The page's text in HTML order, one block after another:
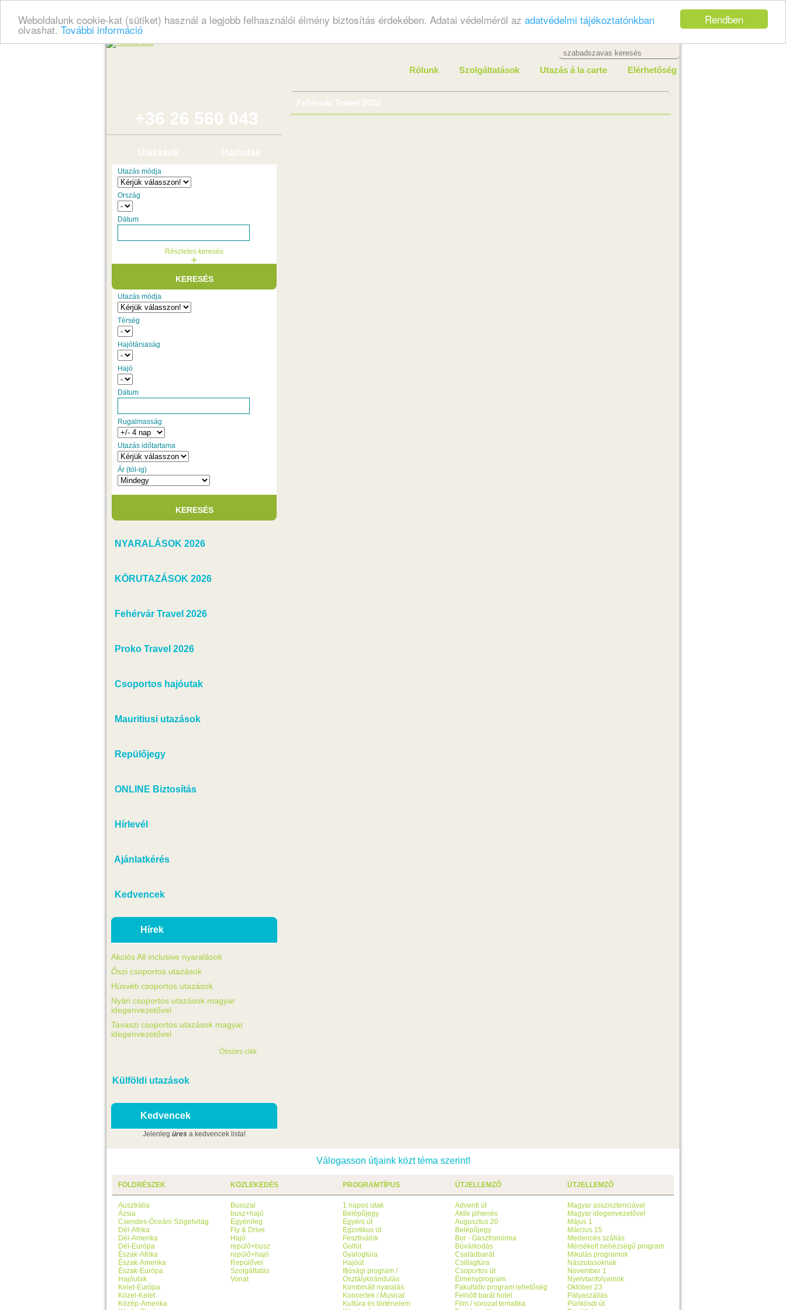
Rendben
Weboldalunk cookie-kat (sütiket) használ a legjobb felhasználói élmény biztosítás érdekében. Adatai védelméröl az adatvédelmi tájékoztatónkban
olvashat. További információ
Rólunk Szolgáltatások Utazás á la carte Elérhetőség
+36 26 560 043
Utazások Hajóutak
Utazás módja
Ország
Dátum
Részletes keresés
+
Utazás módja
Térség
Hajótársaság
Hajó
Dátum
Rugalmasság
Utazás időtartama
Ár (tól-ig)
NYARALÁSOK 2026
KÖRUTAZÁSOK 2026
Fehérvár Travel 2026
Proko Travel 2026
Csoportos hajóutak
Mauritiusi utazások
Repülőjegy
ONLINE Biztosítás
Hírlevél
Ajánlatkérés
Kedvencek
Hírek
Akciós All inclusive nyaralások
Őszi csoportos utazások
Húsvéti csoportos utazások
Nyári csoportos utazások magyar
idegenvezetővel
Tavaszi csoportos utazások magyar
idegenvezetővel
Összes cikk
Külföldi utazások
Kedvencek
Jelenleg üres a kedvencek lista!
Fehérvár Travel 2020
Válogasson útjaink közt téma szerint!
FÖLDRÉSZEK
Ausztrália
Ázsia
Csendes-Óceáni Szigetvilág
Dél-Afrika
Dél-Amerika
Dél-Európa
Észak-Afrika
Észak-Amerika
Észak-Európa
Hajóutak
Kelet-Európa
Közel-Kelet
Közép-Amerika
KÖZLEKEDÉS
Busszal
busz+hajó
Egyénileg
Fly & Drive
Hajó
repülő+busz
repülő+hajó
Repülővel
Szolgáltatás
Vonat
PROGRAMTÍPUS
1 napos utak
Belépőjegy
Egyéni út
Egzotikus út
Fesztiválok
Golfút
Gyalogtúra
Hajóút
Ifjúsági program /
Osztálykirándulás
Kombinált nyaralás
Koncertek / Musical
Kultúra és történelem
ÚTJELLEMZŐ
Adventi út
Aktív pihenés
Augusztus 20
Belépőjegy
Bor - Gasztronómia
Búvárkodás
Családbarát
Csillagtúra
Csoportos út
Élményprogram
Fakultatív program lehetőség
Felnőtt barát hotel
Film / sorozat tematika
ÚTJELLEMZŐ
Magyar asszisztenciával
Magyar idegenvezetővel
Május 1
Március 15
Medencés szállás
Mérsékelt nehézségű program
Mikulás programok
Nászutasoknak
November 1
Nyelvtanfolyamok
Október 23
Pályaszállás
Pünkösdi út